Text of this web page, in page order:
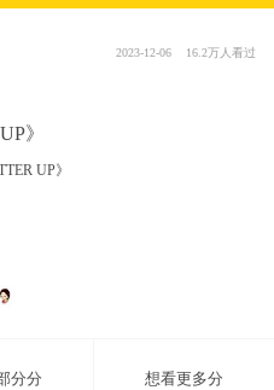
2023-12-06 16.2万人看过
》
UP》
分分
想看更多分